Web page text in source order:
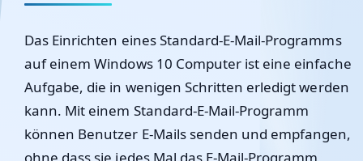
Das Einrichten eines Standard-E-Mail-Programms
auf einem Windows 10 Computer ist eine einfache
Aufgabe, die in wenigen Schritten erledigt werden
kann. Mit einem Standard-E-Mail-Programm
können Benutzer E-Mails senden und empfangen,